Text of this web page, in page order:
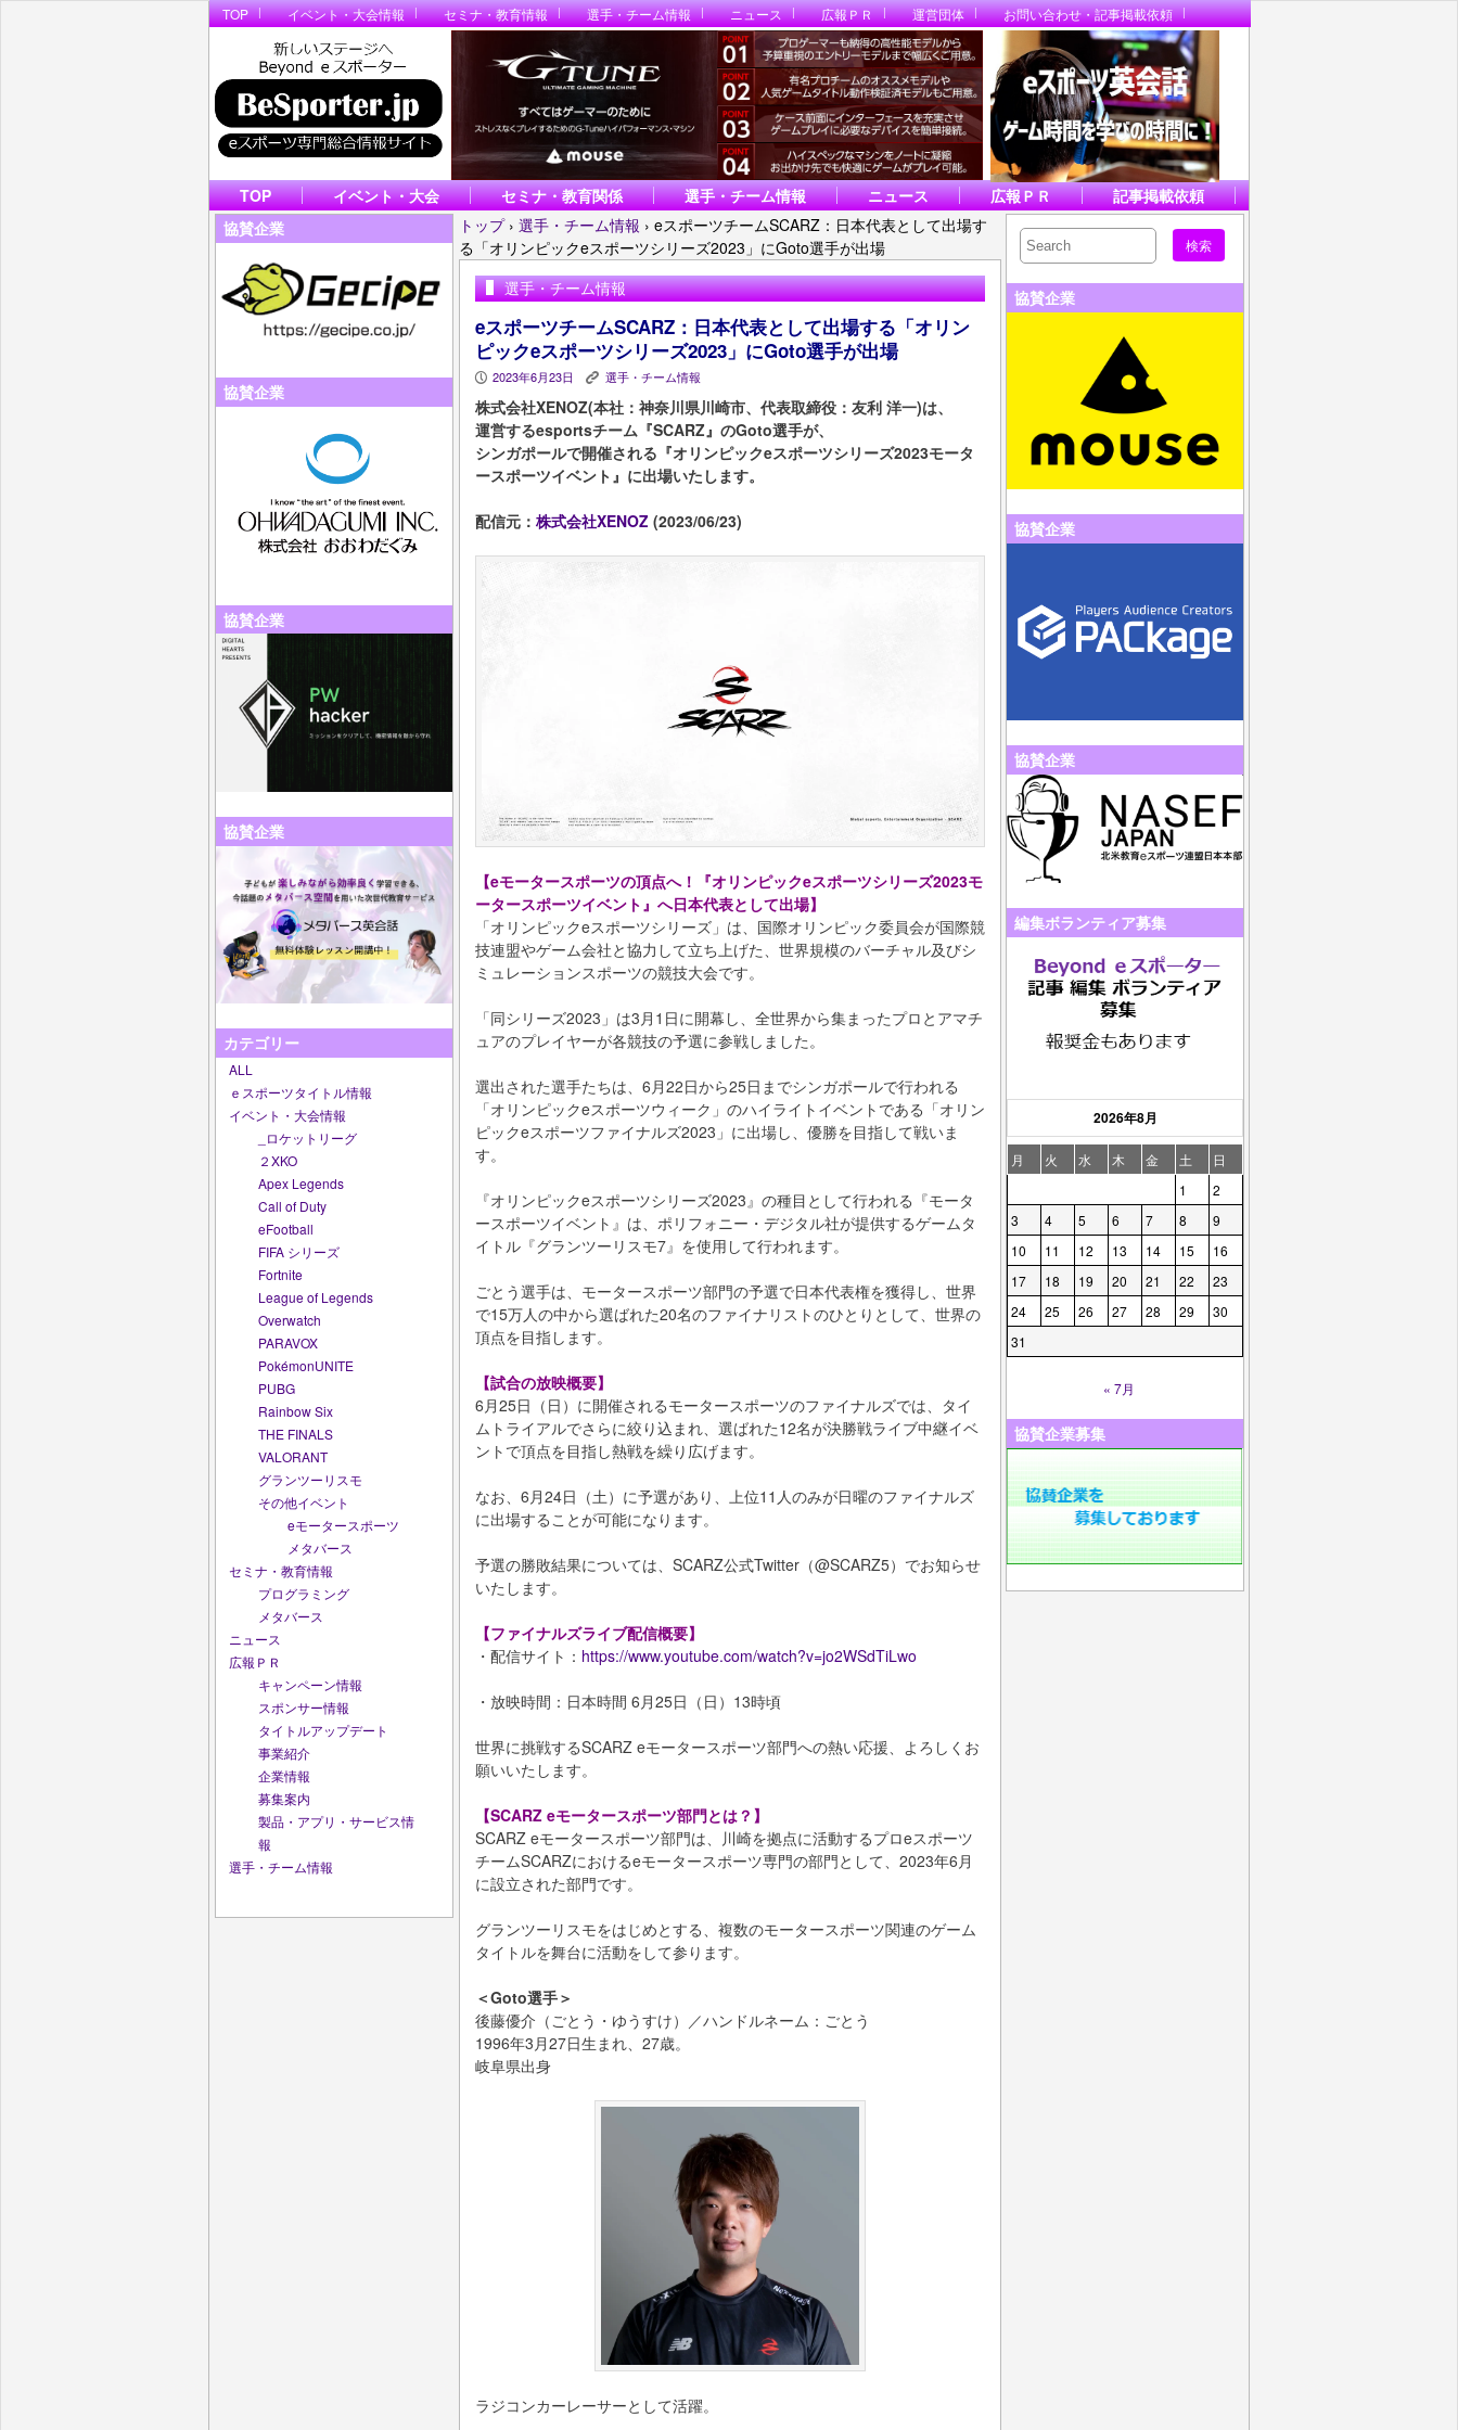
TOP イベント・大会情報 セミナ・教育情報 選手・チーム情報 ニュース 広報ＰＲ 運営団体 お問い合わせ・記事掲載依頼
TOP イベント・大会 セミナ・教育関係 選手・チーム情報 ニュース 広報ＰＲ
記事掲載依頼
協賛企業
協賛企業
協賛企業
協賛企業
カテゴリー
ALL
ｅスポーツタイトル情報
イベント・大会情報
_ロケットリーグ
２XKO
Apex Legends
Call of Duty
eFootball
FIFA シリーズ
Fortnite
League of Legends
Overwatch
PARAVOX
PokémonUNITE
PUBG
Rainbow Six
THE FINALS
VALORANT
グランツーリスモ
その他イベント
eモータースポーツ
メタバース
セミナ・教育情報
プログラミング
メタバース
ニュース
広報ＰＲ
キャンペーン情報
スポンサー情報
タイトルアップデート
事業紹介
企業情報
募集案内
製品・アプリ・サービス情
報
選手・チーム情報
トップ › 選手・チーム情報 › eスポーツチームSCARZ：日本代表として出場す
る「オリンピックeスポーツシリーズ2023」にGoto選手が出場
選手・チーム情報
eスポーツチームSCARZ：日本代表として出場する「オリン
ピックeスポーツシリーズ2023」にGoto選手が出場
P 2023年6月23日 K 選手・チーム情報
株式会社XENOZ(本社：神奈川県川崎市、代表取締役：友利 洋一)は、
運営するesportsチーム『SCARZ』のGoto選手が、
シンガポールで開催される『オリンピックeスポーツシリーズ2023モータ
ースポーツイベント』に出場いたします。
配信元： 株式会社XENOZ (2023/06/23)
【eモータースポーツの頂点へ！『オリンピックeスポーツシリーズ2023モ
ータースポーツイベント』へ日本代表として出場】
「オリンピックeスポーツシリーズ」は、国際オリンピック委員会が国際競
技連盟やゲーム会社と協力して立ち上げた、世界規模のバーチャル及びシ
ミュレーションスポーツの競技大会です。
「同シリーズ2023」は3月1日に開幕し、全世界から集まったプロとアマチ
ュアのプレイヤーが各競技の予選に参戦しました。
選出された選手たちは、6月22日から25日までシンガポールで行われる
「オリンピックeスポーツウィーク」のハイライトイベントである「オリン
ピックeスポーツファイナルズ2023」に出場し、優勝を目指して戦いま
す。
『オリンピックeスポーツシリーズ2023』の種目として行われる『モータ
ースポーツイベント』は、ポリフォニー・デジタル社が提供するゲームタ
イトル『グランツーリスモ7』を使用して行われます。
ごとう選手は、モータースポーツ部門の予選で日本代表権を獲得し、世界
で15万人の中から選ばれた20名のファイナリストのひとりとして、世界の
頂点を目指します。
【試合の放映概要】
6月25日（日）に開催されるモータースポーツのファイナルズでは、タイ
ムトライアルでさらに絞り込まれ、選ばれた12名が決勝戦ライブ中継イベ
ントで頂点を目指し熱戦を繰り広げます。
なお、6月24日（土）に予選があり、上位11人のみが日曜のファイナルズ
に出場することが可能になります。
予選の勝敗結果については、SCARZ公式Twitter（@SCARZ5）でお知らせ
いたします。
【ファイナルズライブ配信概要】
・配信サイト： https://www.youtube.com/watch?v=jo2WSdTiLwo
・放映時間：日本時間 6月25日（日）13時頃
世界に挑戦するSCARZ eモータースポーツ部門への熱い応援、よろしくお
願いいたします。
【SCARZ eモータースポーツ部門とは？】
SCARZ eモータースポーツ部門は、川崎を拠点に活動するプロeスポーツ
チームSCARZにおけるeモータースポーツ専門の部門として、2023年6月
に設立された部門です。
グランツーリスモをはじめとする、複数のモータースポーツ関連のゲーム
タイトルを舞台に活動をして参ります。
＜Goto選手＞
後藤優介（ごとう・ゆうすけ）／ハンドルネーム：ごとう
1996年3月27日生まれ、27歳。
岐阜県出身
ラジコンカーレーサーとして活躍。
協賛企業
協賛企業
協賛企業
編集ボランティア募集
2026年8月
月 火 水 木 金 土
日
1
2
3
4 5 6 7 8
9
10
11 12 13 14 15
16
17
18 19 20 21 22
23
24
25 26 27 28 29
30
31
« 7月
協賛企業募集